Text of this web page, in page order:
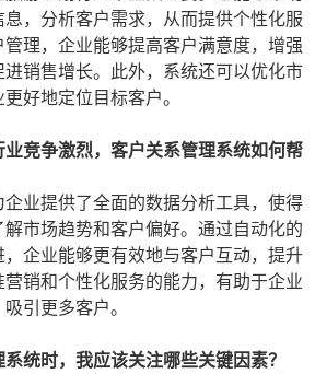
，分析客户需求，从而提供个性化服
理，企业能够提高客户满意度，增强
销售增长。此外，系统还可以优化市
好地定位目标客户。
竞争激烈，客户关系管理系统如何帮
业提供了全面的数据分析工具，使得
市场趋势和客户偏好。通过自动化的
企业能够更有效地与客户互动，提升
销和个性化服务的能力，有助于企业
引更多客户。
统时，我应该关注哪些关键因素？